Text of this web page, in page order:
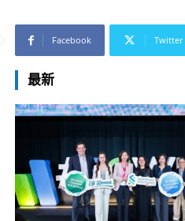
Facebook Twitter
最新